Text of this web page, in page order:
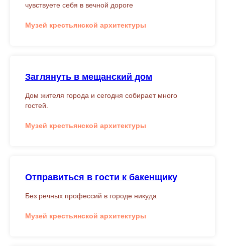
чувствуете себя в вечной дороге
Музей крестьянской архитектуры
Заглянуть в мещанский дом
Дом жителя города и сегодня собирает много
гостей.
Музей крестьянской архитектуры
Отправиться в гости к бакенщику
Без речных профессий в городе никуда
Музей крестьянской архитектуры